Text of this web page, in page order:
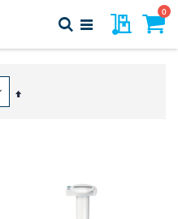
0
Meine
Navigation
Suche
In